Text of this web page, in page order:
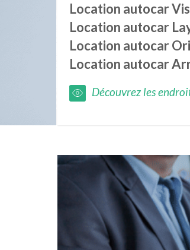
Location autocar
Location autocar
Location autocar
Location autocar
Découvrez les